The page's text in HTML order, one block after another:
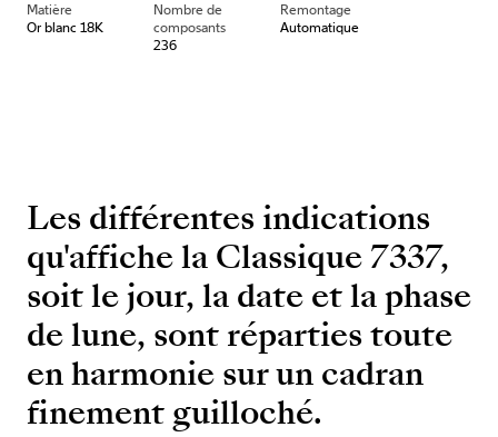
Matière
Or blanc 18K
Nombre de
composants
236
Remontage
Automatique
Les différentes indications
qu'affiche la Classique 7337,
soit le jour, la date et la phase
de lune, sont réparties toute
en harmonie sur un cadran
finement guilloché.